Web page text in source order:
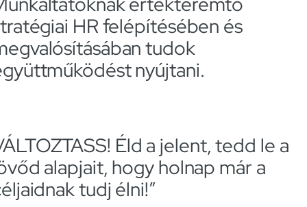
HR felépítésében és
tudok
nyújtani.
Éld a jelent, tedd le a
alapjait, hogy holnap már a
tudj élni!”